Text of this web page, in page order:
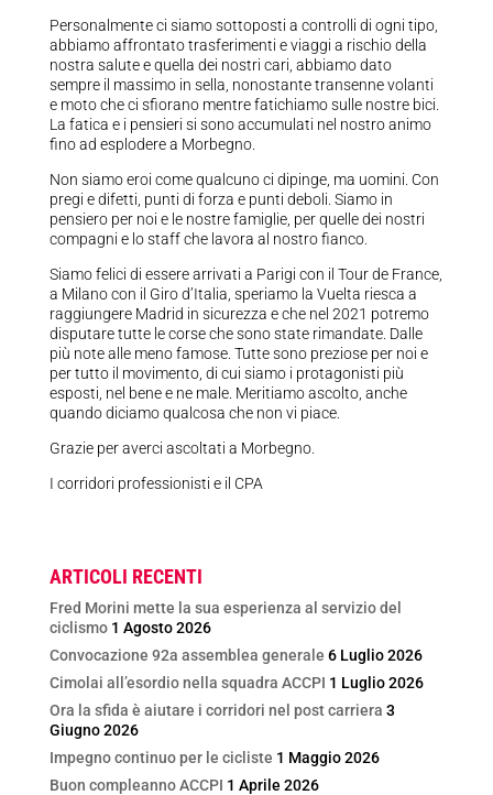
Personalmente ci siamo sottoposti a controlli di ogni tipo,
abbiamo affrontato trasferimenti e viaggi a rischio della
nostra salute e quella dei nostri cari, abbiamo dato
sempre il massimo in sella, nonostante transenne volanti
e moto che ci sfiorano mentre fatichiamo sulle nostre bici.
La fatica e i pensieri si sono accumulati nel nostro animo
fino ad esplodere a Morbegno.
Non siamo eroi come qualcuno ci dipinge, ma uomini. Con
pregi e difetti, punti di forza e punti deboli. Siamo in
pensiero per noi e le nostre famiglie, per quelle dei nostri
compagni e lo staff che lavora al nostro fianco.
Siamo felici di essere arrivati a Parigi con il Tour de France,
a Milano con il Giro d’Italia, speriamo la Vuelta riesca a
raggiungere Madrid in sicurezza e che nel 2021 potremo
disputare tutte le corse che sono state rimandate. Dalle
più note alle meno famose. Tutte sono preziose per noi e
per tutto il movimento, di cui siamo i protagonisti più
esposti, nel bene e ne male. Meritiamo ascolto, anche
quando diciamo qualcosa che non vi piace.
Grazie per averci ascoltati a Morbegno.
I corridori professionisti e il CPA
ARTICOLI RECENTI
Fred Morini mette la sua esperienza al servizio del
ciclismo 1 Agosto 2026
Convocazione 92a assemblea generale 6 Luglio 2026
Cimolai all’esordio nella squadra ACCPI 1 Luglio 2026
Ora la sfida è aiutare i corridori nel post carriera 3
Giugno 2026
Impegno continuo per le cicliste 1 Maggio 2026
Buon compleanno ACCPI 1 Aprile 2026